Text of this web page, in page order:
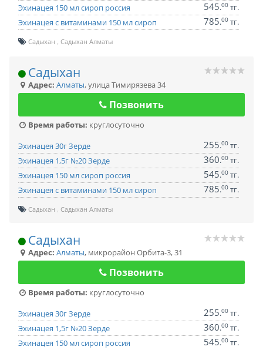
Эхинацея 150 мл сироп россия
545.00 тг.
Эхинацея с витаминами 150 мл сироп
785.00 тг.
Садыхан Садыхан Алматы
Садыхан
Адрес: Алматы,улица Тимирязева 34
Позвонить
Время работы: круглосуточно
Эхинацея 30г Зерде
255.00 тг.
Эхинацея 1,5г №20 Зерде
360.00 тг.
Эхинацея 150 мл сироп россия
545.00 тг.
Эхинацея с витаминами 150 мл сироп
785.00 тг.
Садыхан Садыхан Алматы
Садыхан
Адрес: Алматы, микрорайон Орбита-3, 31
Позвонить
Время работы: круглосуточно
Эхинацея 30г Зерде
255.00 тг.
Эхинацея 1,5г №20 Зерде
360.00 тг.
Эхинацея 150 мл сироп россия
545.00 тг.